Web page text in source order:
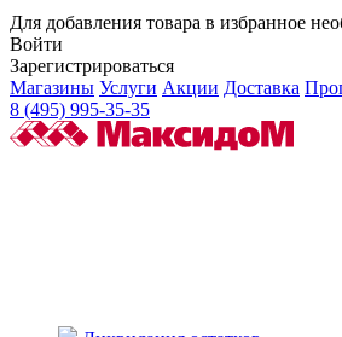
Для добавления товара в избранное
Войти
Зарегистрироваться
Магазины Услуги Акции Доставка
8 (495) 995-35-35